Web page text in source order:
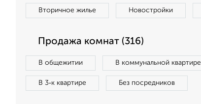
Вторичное жилье Новостройки
Продажа комнат (316)
В общежитии В коммунальной квартире
В 3‑к квартире Без посредников